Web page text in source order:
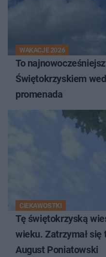
WAKACJE 2026
To
Świętokrzyskiem
promenada
CIEKAWOSTKI
Tę świętokrzyską
wieku. Zatrzymał się
August Poniatowski